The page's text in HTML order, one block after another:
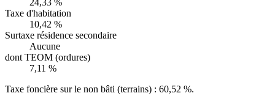
24,33 %
Taxe d'habitation
10,42 %
Surtaxe résidence secondaire
Aucune
dont TEOM (ordures)
7,11 %
Taxe foncière sur le non bâti (terrains) : 60,52 %.